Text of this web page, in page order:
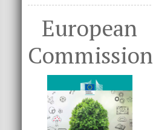
European
Commission